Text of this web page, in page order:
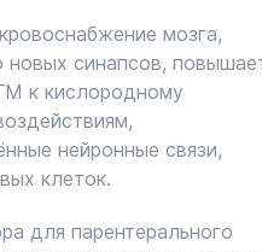
мозга,
новых синапсов,
к кислородному
нейронные связи,
клеток.
для парентерального